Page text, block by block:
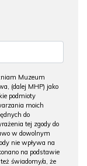
Muzeum
(dalej MHP) jako
podmioty
moich
do
tej zgody do
w dowolnym
nie wpływa na
na podstawie
świadomy/a, że